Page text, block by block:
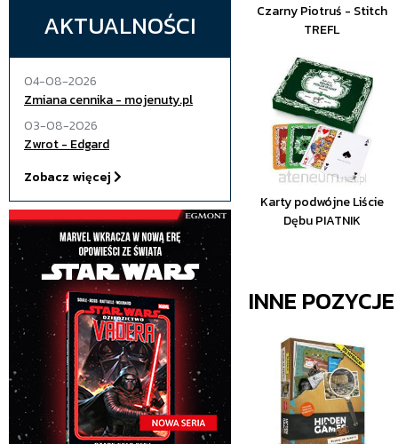
AKTUALNOŚCI
04-08-2026
Zmiana cennika - mojenuty.pl
03-08-2026
Zwrot - Edgard
Zobacz więcej
Czarny Piotruś - Stitch
TREFL
Karty podwójne Liście
Dębu PIATNIK
INNE